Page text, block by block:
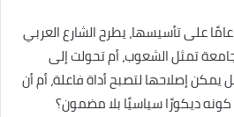
على تأسيسها، يطرح الشارع العربي
تمثل الشعوب، أم تحولت إلى
إصلاحها لتصبح أداة فاعلة، أم أن
ديكورًا سياسيًا بلا مضمون؟